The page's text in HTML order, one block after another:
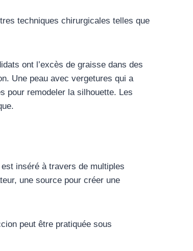
techniques chirurgicales telles que
ont l’excès de graisse dans des
Une peau avec vergetures qui a
pour remodeler la silhouette. Les
inséré à travers de multiples
une source pour créer une
peut être pratiquée sous